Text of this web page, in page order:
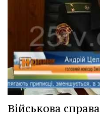
Військова справа